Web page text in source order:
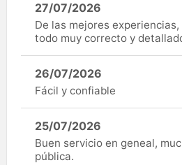
27/07/2026
De las mejores
todo muy correcto y
26/07/2026
Fácil y confiable
25/07/2026
Buen servicio en geneal,
pública.